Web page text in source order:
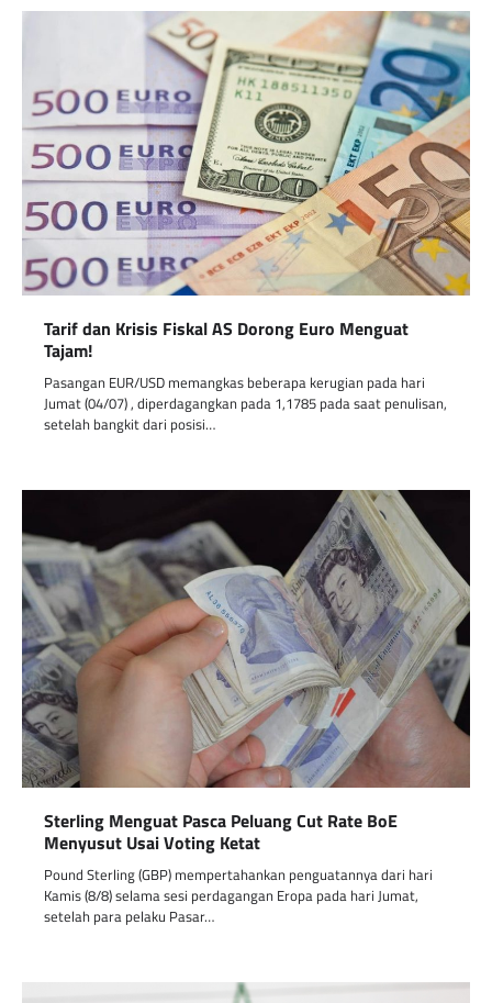
Tarif dan Krisis Fiskal AS Dorong Euro Menguat
Tajam!
Pasangan EUR/USD memangkas beberapa kerugian pada hari
Jumat (04/07) , diperdagangkan pada 1,1785 pada saat penulisan,
setelah bangkit dari posisi…
Sterling Menguat Pasca Peluang Cut Rate BoE
Menyusut Usai Voting Ketat
Pound Sterling (GBP) mempertahankan penguatannya dari hari
Kamis (8/8) selama sesi perdagangan Eropa pada hari Jumat,
setelah para pelaku Pasar…